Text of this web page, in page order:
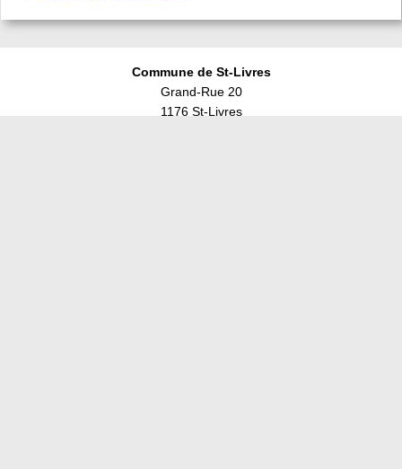
Commune de St-Livres
Grand-Rue 20
1176 St-Livres